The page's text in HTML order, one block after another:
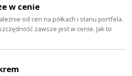
w cenie
od cen na półkach i stanu portfela.
zawsze jest w cenie. Jak to